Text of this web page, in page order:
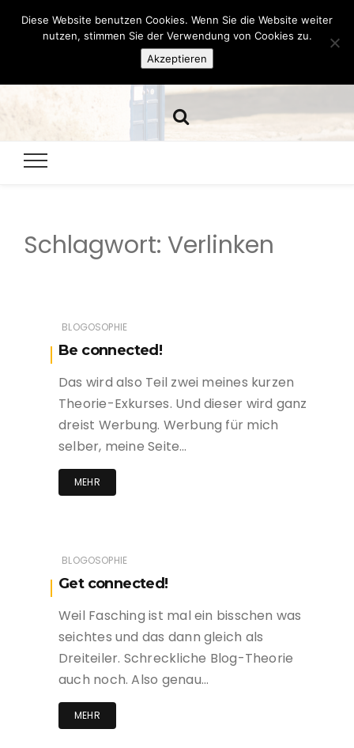
Hazamelistan
Schlagwort: Verlinken
BLOGOSOPHIE
Be connected!
Das wird also Teil zwei meines kurzen
Theorie-Exkurses. Und dieser wird ganz
dreist Werbung. Werbung für mich
selber, meine Seite…
MEHR
BLOGOSOPHIE
Get connected!
Weil Fasching ist mal ein bisschen was
seichtes und das dann gleich als
Dreiteiler. Schreckliche Blog-Theorie
auch noch. Also genau…
MEHR
Diese Website benutzen Cookies. Wenn Sie die Website weiter
nutzen, stimmen Sie der Verwendung von Cookies zu.
Akzeptieren